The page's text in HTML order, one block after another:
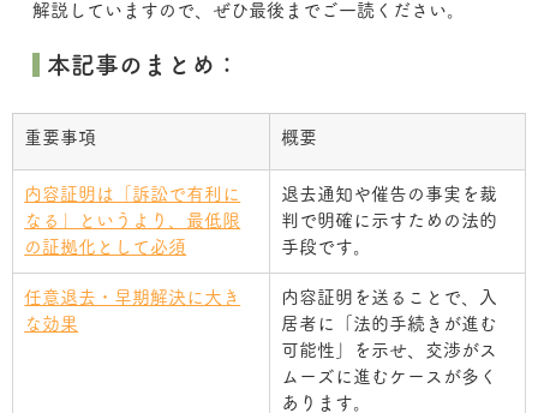
解説していますので、ぜひ最後までご一読ください。
本記事のまとめ：
重要事項 概要
内容証明は「訴訟で有利に
なる」というより、最低限
の証拠化として必須
退去通知や催告の事実を裁
判で明確に示すための法的
手段です。
任意退去・早期解決に大き
な効果
内容証明を送ることで、入
居者に「法的手続きが進む
可能性」を示せ、交渉がス
ムーズに進むケースが多く
あります。